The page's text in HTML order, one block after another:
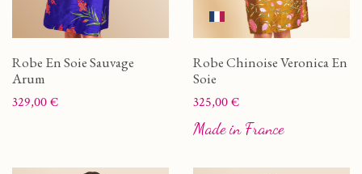
Robe En Soie Sauvage
Arum
Prix
329,00 €
Robe Chinoise Veronica En
Soie
Prix
325,00 €
Made in France